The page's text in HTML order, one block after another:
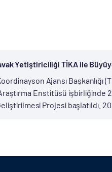
Yetiştiriciliği TİKA ile
Ajansı Başkanlığı
Enstitüsü işbirliğinde
Projesi başlatıldı.